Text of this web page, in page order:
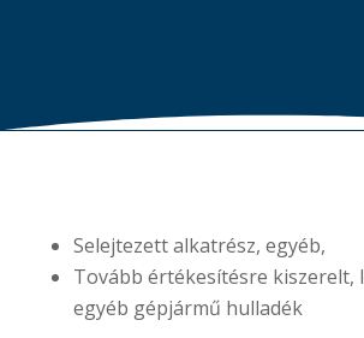
Selejtezett alkatrész, egyéb,
Tovább értékesítésre kiszerelt,
egyéb gépjármű hulladék